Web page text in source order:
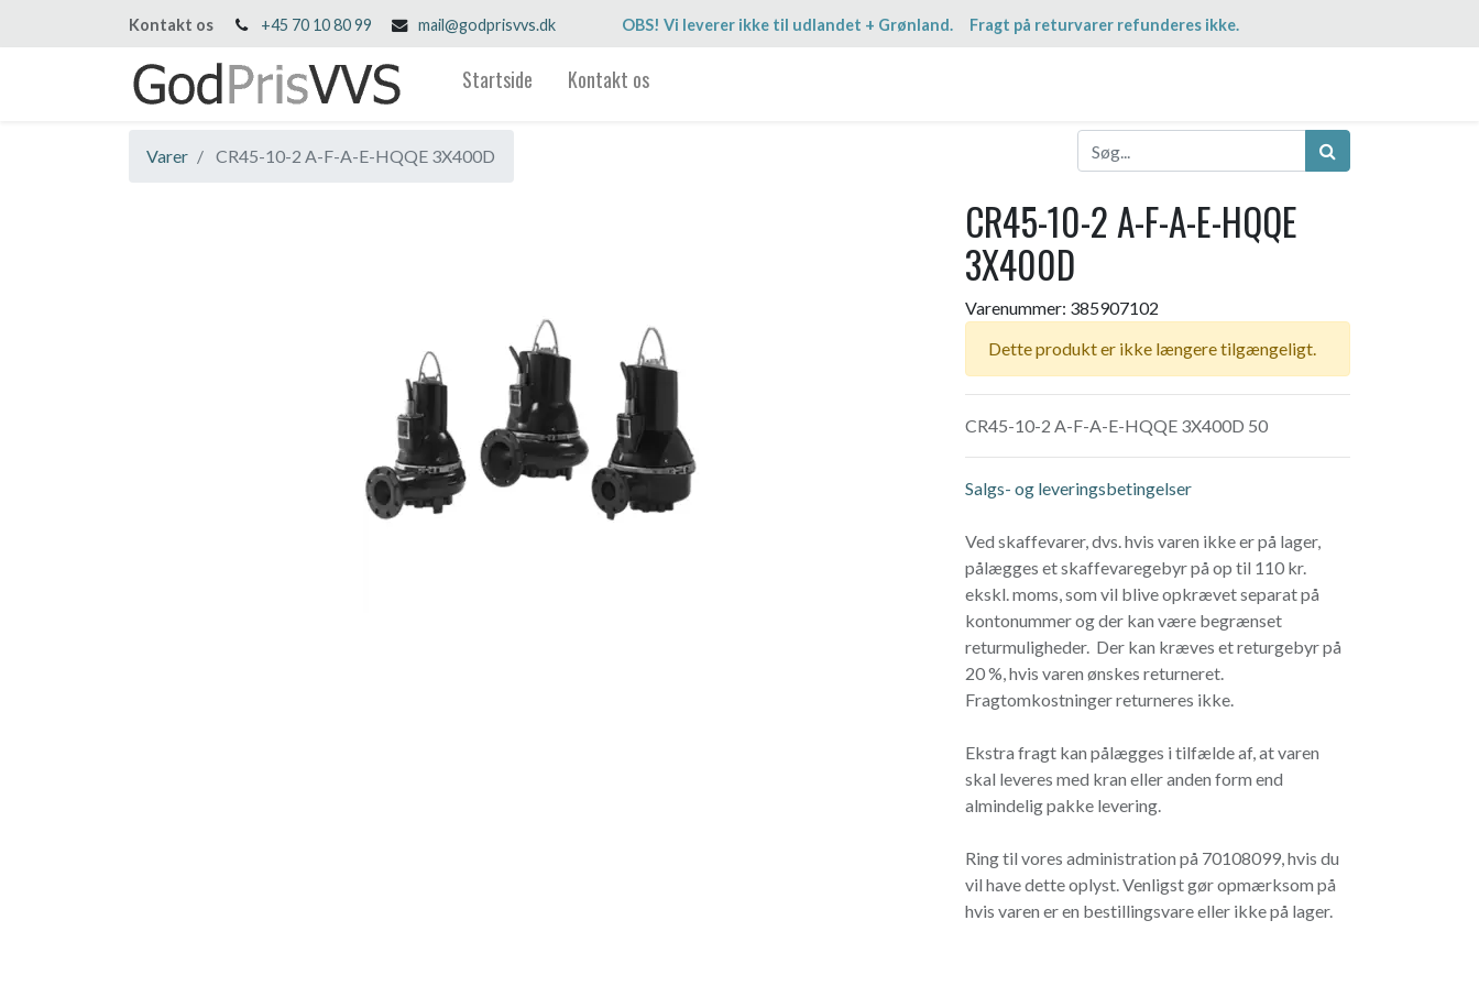
Kontakt os +45 70 10 80 99 mail@godprisvvs.dk OBS! Vi leverer ikke til udlandet + Grønland. Fragt på returvarer refunderes ikke.
Startside Kontakt os
Varer CR45-10-2 A-F-A-E-HQQE 3X400D
CR45-10-2 A-F-A-E-HQQE
3X400D
Varenummer: 385907102
Dette produkt er ikke længere tilgængeligt.
CR45-10-2 A-F-A-E-HQQE 3X400D 50
Salgs- og leveringsbetingelser
Ved skaffevarer, dvs. hvis varen ikke er på lager,
pålægges et skaffevaregebyr på op til 110 kr.
ekskl. moms, som vil blive opkrævet separat på
kontonummer og der kan være begrænset
returmuligheder. Der kan kræves et returgebyr på
20 %, hvis varen ønskes returneret.
Fragtomkostninger returneres ikke.
Ekstra fragt kan pålægges i tilfælde af, at varen
skal leveres med kran eller anden form end
almindelig pakke levering.
Ring til vores administration på 70108099, hvis du
vil have dette oplyst. Venligst gør opmærksom på
hvis varen er en bestillingsvare eller ikke på lager.